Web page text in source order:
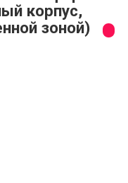
корпус,
зоной)